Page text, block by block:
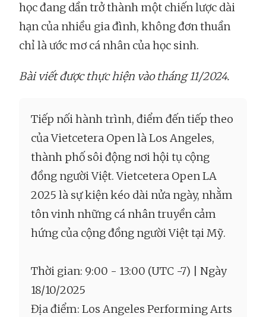
học đang dần trở thành một chiến lược dài
hạn của nhiều gia đình, không đơn thuần
chỉ là ước mơ cá nhân của học sinh.
Bài viết được thực hiện vào tháng 11/2024.
Tiếp nối hành trình, điểm đến tiếp theo
của Vietcetera Open là Los Angeles,
thành phố sôi động nơi hội tụ cộng
đồng người Việt. Vietcetera Open LA
2025 là sự kiện kéo dài nửa ngày, nhằm
tôn vinh những cá nhân truyền cảm
hứng của cộng đồng người Việt tại Mỹ.
Thời gian: 9:00 - 13:00 (UTC -7) | Ngày
18/10/2025
Địa điểm: Los Angeles Performing Arts